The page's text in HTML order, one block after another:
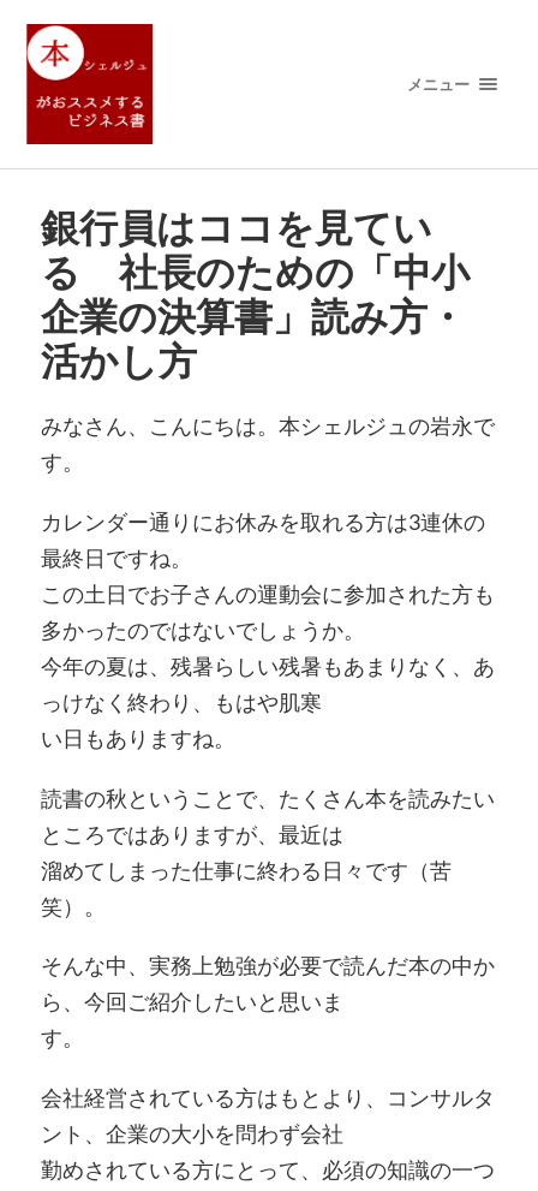
メニュー
銀行員はココを見てい
る 社長のための「中小
企業の決算書」読み方・
活かし方
みなさん、こんにちは。本シェルジュの岩永で
す。
カレンダー通りにお休みを取れる方は3連休の
最終日ですね。
この土日でお子さんの運動会に参加された方も
多かったのではないでしょうか。
今年の夏は、残暑らしい残暑もあまりなく、あ
っけなく終わり、もはや肌寒
い日もありますね。
読書の秋ということで、たくさん本を読みたい
ところではありますが、最近は
溜めてしまった仕事に終わる日々です（苦
笑）。
そんな中、実務上勉強が必要で読んだ本の中か
ら、今回ご紹介したいと思いま
す。
会社経営されている方はもとより、コンサルタ
ント、企業の大小を問わず会社
勤めされている方にとって、必須の知識の一つ